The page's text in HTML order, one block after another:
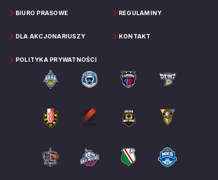
BIURO PRASOWE REGULAMINY
DLA AKCJONARIUSZY KONTAKT
POLITYKA PRYWATNOŚCI